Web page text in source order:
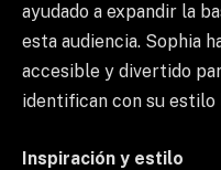
ayudado a expandir la
esta audiencia. Sophia
accesible y divertido
identifican con su estilo
Inspiración y estilo